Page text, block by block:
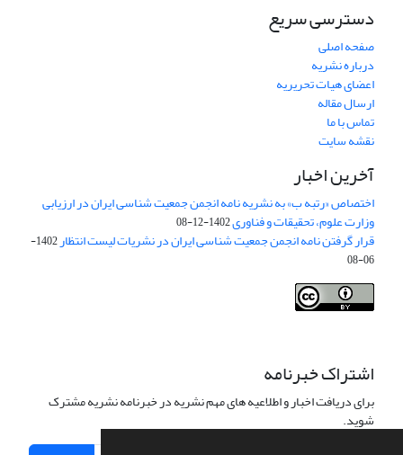
دسترسی سریع
صفحه اصلی
درباره نشریه
اعضای هیات تحریریه
ارسال مقاله
تماس با ما
نقشه سایت
آخرین اخبار
اختصاص «رتبه ب» به نشریه نامه انجمن جمعیت شناسی ایران در ارزیابی
وزارت علوم، تحقیقات و فناوری1402-12-08
قرار گرفتن نامه انجمن جمعیت شناسی ایران در نشریات لیست انتظار
1402-
06-08
اشتراک خبرنامه
برای دریافت اخبار و اطلاعیه های مهم نشریه در خبرنامه نشریه مشترک
شوید.